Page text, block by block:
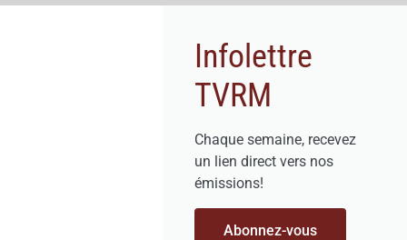
Infolettre
TVRM
Chaque semaine, recevez
un lien direct vers nos
émissions!
Abonnez-vous